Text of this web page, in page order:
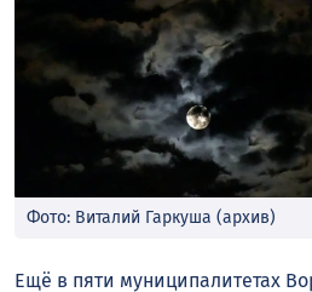
Фото: Виталий Гаркуша (архив)
Ещё в пяти муниципалитетах